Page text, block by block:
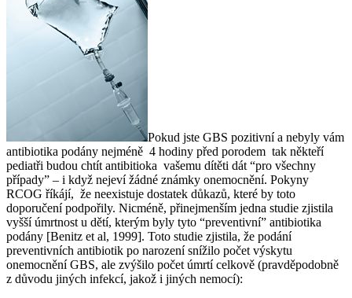
Pokud jste GBS pozitivní a nebyly vám
antibiotika podány nejméně 4 hodiny před porodem tak někteří
pediatři budou chtít antibitioka vašemu dítěti dát “pro všechny
případy” – i když nejeví žádné známky onemocnění. Pokyny
RCOG říkájí, že neexistuje dostatek důkazů, které by toto
doporučení podpořily. Nicméně, přinejmenším jedna studie zjistila
vyšší úmrtnost u dětí, kterým byly tyto “preventivní” antibiotika
podány [Benitz et al, 1999]. Toto studie zjistila, že podání
preventivních antibiotik po narození snížilo počet výskytu
onemocnění GBS, ale zvýšilo počet úmrtí celkově (pravděpodobně
z důvodu jiných infekcí, jakož i jiných nemocí):